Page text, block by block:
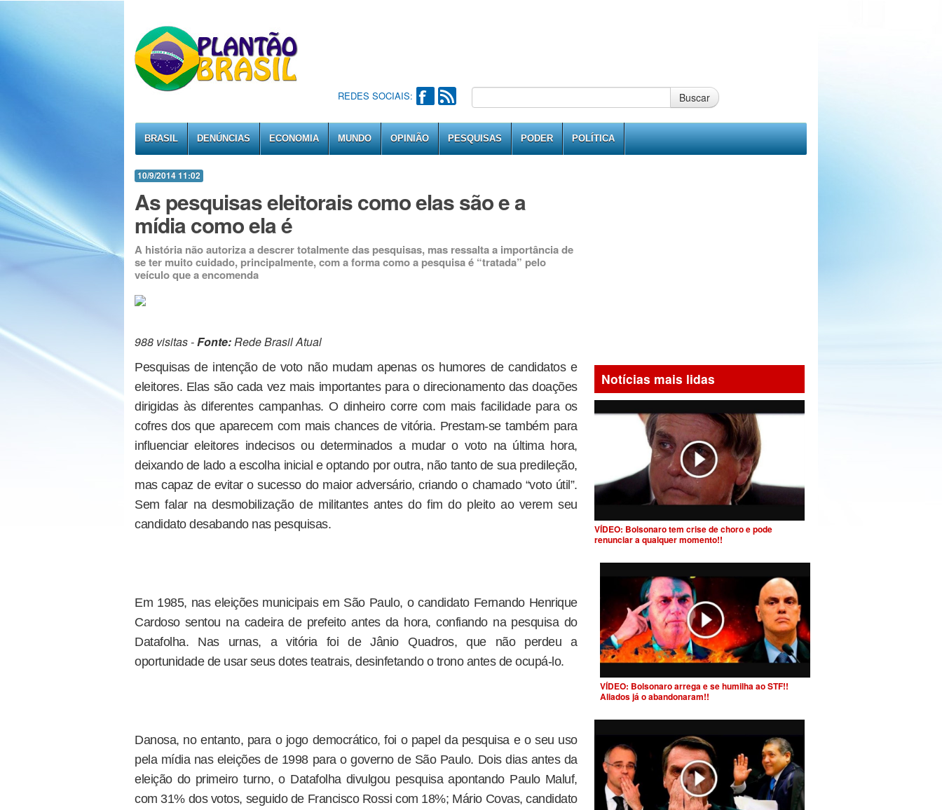
REDES SOCIAIS: Buscar
BRASIL DENÚNCIAS ECONOMIA MUNDO OPINIÃO PESQUISAS PODER POLÍTICA
10/9/2014 11:02
As pesquisas eleitorais como elas são e a
mídia como ela é
A história não autoriza a descrer totalmente das pesquisas, mas ressalta a importância de
se ter muito cuidado, principalmente, com a forma como a pesquisa é “tratada” pelo
veículo que a encomenda
988 visitas -Fonte:Rede Brasil Atual
Pesquisas de intenção de voto não mudam apenas os humores de candidatos e
eleitores. Elas são cada vez mais importantes para o direcionamento das doações
dirigidas às diferentes campanhas. O dinheiro corre com mais facilidade para os
cofres dos que aparecem com mais chances de vitória. Prestam-se também para
influenciar eleitores indecisos ou determinados a mudar o voto na última hora,
deixando de lado a escolha inicial e optando por outra, não tanto de sua predileção,
mas capaz de evitar o sucesso do maior adversário, criando o chamado “voto útil”.
Sem falar na desmobilização de militantes antes do fim do pleito ao verem seu
candidato desabando nas pesquisas.
Em 1985, nas eleições municipais em São Paulo, o candidato Fernando Henrique
Cardoso sentou na cadeira de prefeito antes da hora, confiando na pesquisa do
Datafolha. Nas urnas, a vitória foi de Jânio Quadros, que não perdeu a
oportunidade de usar seus dotes teatrais, desinfetando o trono antes de ocupá-lo.
Danosa, no entanto, para o jogo democrático, foi o papel da pesquisa e o seu uso
pela mídia nas eleições de 1998 para o governo de São Paulo. Dois dias antes da
eleição do primeiro turno, o Datafolha divulgou pesquisa apontando Paulo Maluf,
com 31% dos votos, seguido de Francisco Rossi com 18%; Mário Covas, candidato
Notícias mais lidas
VÍDEO: Bolsonaro tem crise de choro e pode
renunciar a qualquer momento!!
VÍDEO: Bolsonaro arrega e se humilha ao STF!!
Aliados já o abandonaram!!